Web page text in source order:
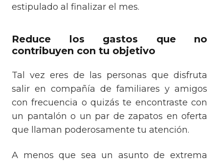
estipulado al finalizar el mes.
Reduce los gastos que no
contribuyen con tu objetivo
Tal vez eres de las personas que disfruta
salir en compañía de familiares y amigos
con frecuencia o quizás te encontraste con
un pantalón o un par de zapatos en oferta
que llaman poderosamente tu atención.
A menos que sea un asunto de extrema